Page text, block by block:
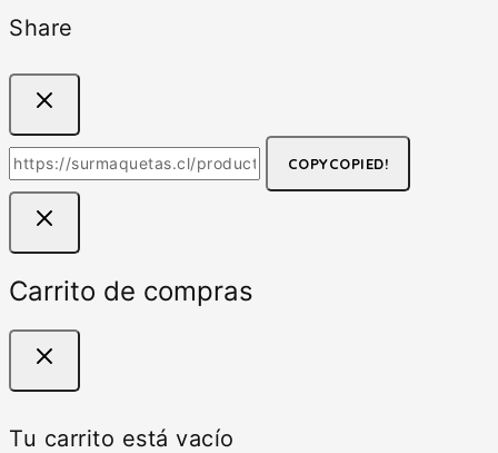
Share
COPYCOPIED!
Carrito de compras
Tu carrito está vacío